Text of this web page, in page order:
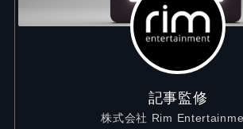
記事監修
株式会社 Rim